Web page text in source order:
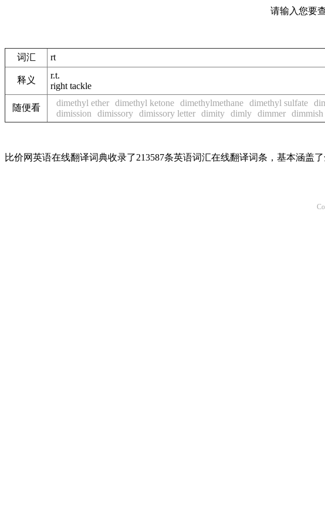
请输入您要
词汇 rt
释义
r.t.
right tackle
随便看 dimethyl ether dimethyl ketone dimethylmethane dimethyl sulfate
dimission
dimissory dimissory letter dimity dimly dimmer dimmish
比价网英语在线翻译词典收录了213587条英语词汇在线翻译词条，基本涵盖